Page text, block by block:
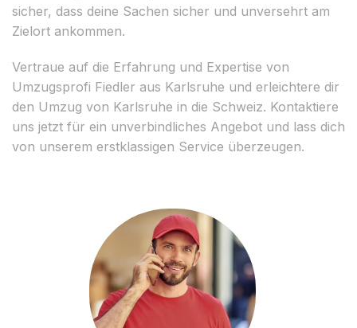
sicher, dass deine Sachen sicher und unversehrt am
Zielort ankommen.
Vertraue auf die Erfahrung und Expertise von
Umzugsprofi Fiedler aus Karlsruhe und erleichtere dir
den Umzug von Karlsruhe in die Schweiz. Kontaktiere
uns jetzt für ein unverbindliches Angebot und lass dich
von unserem erstklassigen Service überzeugen.